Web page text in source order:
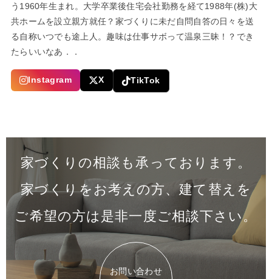
う1960年生まれ。大学卒業後住宅会社勤務を経て1988年(株)大
共ホームを設立親方就任？家づくりに未だ自問自答の日々を送
る自称いつでも途上人。趣味は仕事サボって温泉三昧！？でき
たらいいなあ．．
Instagram X TikTok
家づくりの相談も承っております。
家づくりをお考えの方、建て替えを
ご希望の方は是非一度ご相談下さい。
お問い合わせ